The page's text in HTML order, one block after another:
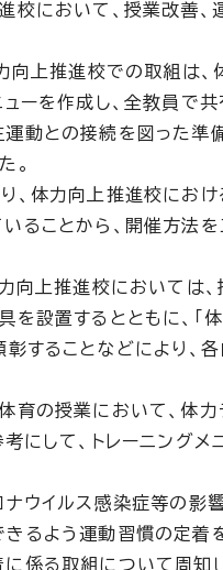
校において、授業改善
向上推進校での取組は
ーを作成し、全教員で
動との接続を図った準
。
、体力向上推進校にお
ることから、開催方法
向上推進校においては
設置するとともに、「
することなどにより、
育の授業において、体
にして、トレーニング
ウイルス感染症等の影
るよう運動習慣の定着
係る取組について周知